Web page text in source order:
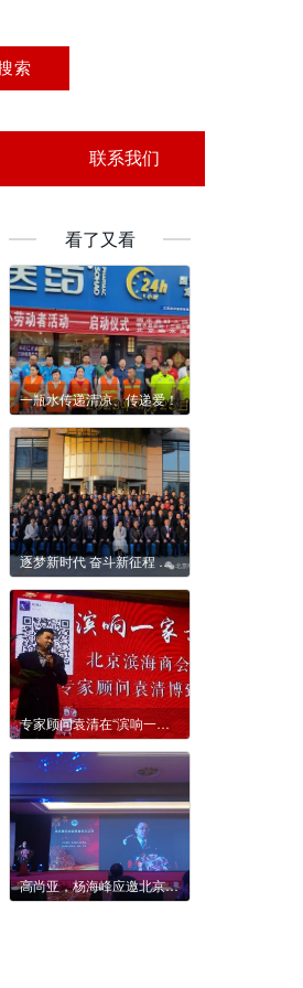
联系我们
看了又看
一瓶水传递清凉、传递爱！
逐梦新时代 奋斗新征程 ——2020京响企业新春联谊会在京隆重举行
专家顾问袁清在“滨响一家亲联谊会”的即兴演讲（实录）
高尚亚，杨海峰应邀北京泰兴企业商会成立庆典